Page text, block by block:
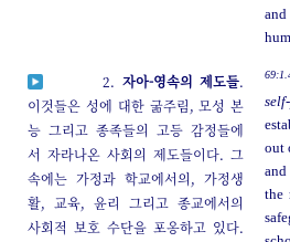
2. 자아-영속의 제도들.
이것들은 성에 대한 굶주림, 모성 본
능 그리고 종족들의 고등 감정들에
서 자라나온 사회의 제도들이다. 그
속에는 가정과 학교에서의, 가정생
활, 교육, 윤리 그리고 종교에서의
사회적 보호 수단을 포옹하고 있다.
out
the